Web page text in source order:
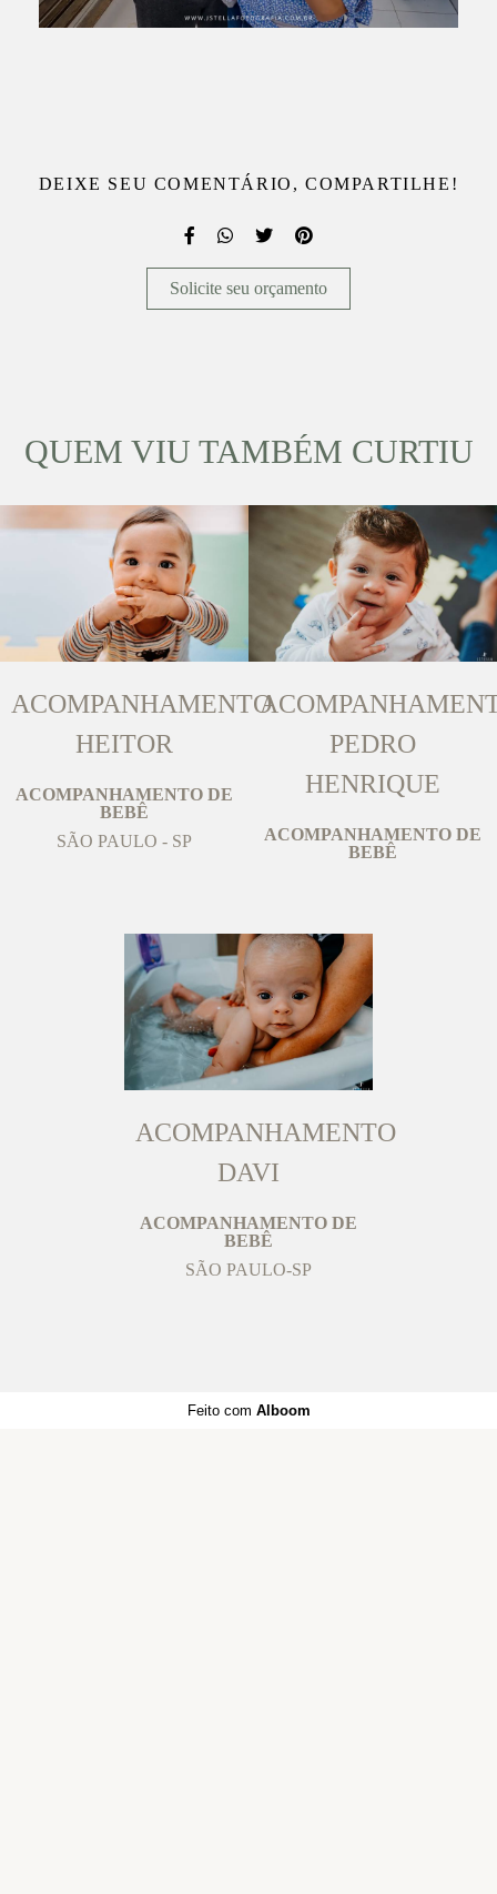
DEIXE SEU COMENTÁRIO, COMPARTILHE!
Solicite seu orçamento
QUEM VIU TAMBÉM CURTIU
ACOMPANHAMENTO
HEITOR
ACOMPANHAMENTO DE
BEBÊ
SÃO PAULO - SP
PEDRO
HENRIQUE
ACOMPANHAMENTO DE
BEBÊ
ACOMPANHAMENTO
DAVI
ACOMPANHAMENTO DE
BEBÊ
SÃO PAULO-SP
Feito com Alboom